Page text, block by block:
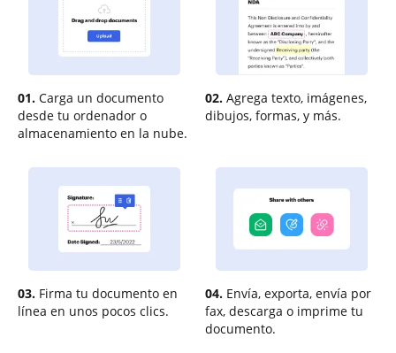
01. Carga un documento
desde tu ordenador o
almacenamiento en la nube.
02. Agrega texto, imágenes,
dibujos, formas, y más.
03. Firma tu documento en
línea en unos pocos clics.
04. Envía, exporta, envía por
fax, descarga o imprime tu
documento.